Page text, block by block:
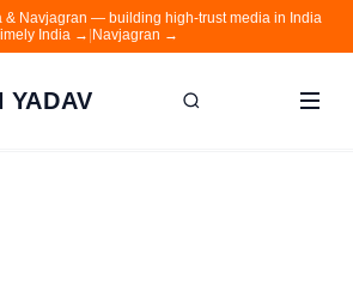
& Navjagran — building high-trust media in India
India → Navjagran →
YADAV